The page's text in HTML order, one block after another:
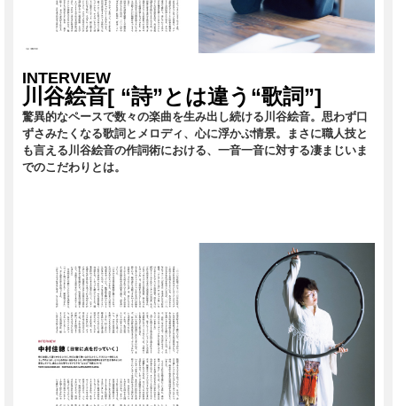
INTERVIEW
川谷絵音[ “詩”とは違う“歌詞”]
驚異的なペースで数々の楽曲を生み出し続ける川谷絵音。思わず口
ずさみたくなる歌詞とメロディ、心に浮かぶ情景。まさに職人技と
も言える川谷絵音の作詞術における、一音一音に対する凄まじいま
でのこだわりとは。